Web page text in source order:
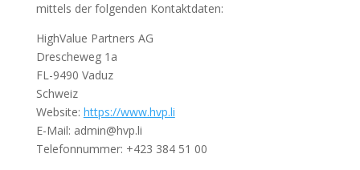
mittels der folgenden Kontaktdaten:
HighValue Partners AG
Drescheweg 1a
FL-9490 Vaduz
Schweiz
Website: https://www.hvp.li
E-Mail: admin@hvp.li
Telefonnummer: +423 384 51 00